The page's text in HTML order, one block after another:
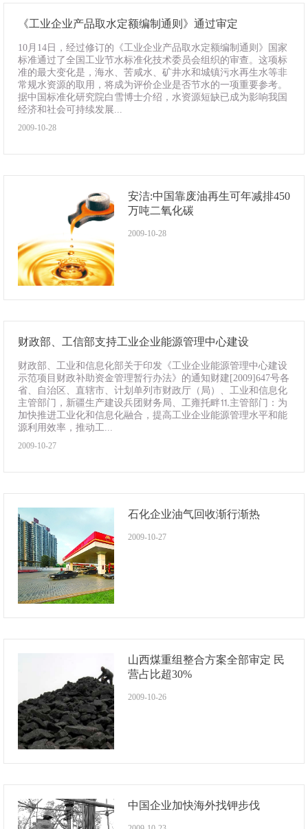
《工业企业产品取水定额编制通则》通过审定
10月14日，经过修订的《工业企业产品取水定额编制通则》国家
标准通过了全国工业节水标准化技术委员会组织的审查。这项标
准的最大变化是，海水、苦咸水、矿井水和城镇污水再生水等非
常规水资源的取用，将成为评价企业是否节水的一项重要参考。
据中国标准化研究院白雪博士介绍，水资源短缺已成为影响我国
经济和社会可持续发展...
2009-10-28
安洁:中国靠废油再生可年减排450
万吨二氧化碳
2009-10-28
财政部、工信部支持工业企业能源管理中心建设
财政部、工业和信息化部关于印发《工业企业能源管理中心建设
示范项目财政补助资金管理暂行办法》的通知财建[2009]647号各
省、自治区、直辖市、计划单列市财政厅（局）、工业和信息化
主管部门，新疆生产建设兵团财务局、工雍托畔⒒主管部门：为
加快推进工业化和信息化融合，提高工业企业能源管理水平和能
源利用效率，推动工...
2009-10-27
石化企业油气回收渐行渐热
2009-10-27
山西煤重组整合方案全部审定 民
营占比超30%
2009-10-26
中国企业加快海外找钾步伐